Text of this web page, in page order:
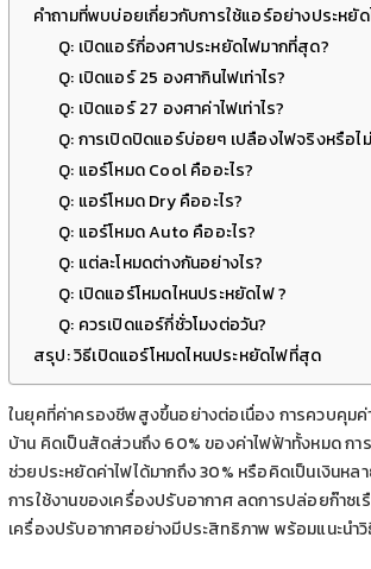
คำถามที่พบบ่อยเกี่ยวกับการใช้แอร์อย่างประหยัด
Q: เปิดแอร์กี่องศาประหยัดไฟมากที่สุด?
Q: เปิดแอร์ 25 องศากินไฟเท่าไร?
Q: เปิดแอร์ 27 องศาค่าไฟเท่าไร?
Q: การเปิดปิดแอร์บ่อยๆ เปลืองไฟจริงหรือไ
Q: แอร์โหมด Cool คืออะไร?
Q: แอร์โหมด Dry คืออะไร?
Q: แอร์โหมด Auto คืออะไร?
Q: แต่ละโหมดต่างกันอย่างไร?
Q: เปิดแอร์โหมดไหนประหยัดไฟ ?
Q: ควรเปิดแอร์กี่ชั่วโมงต่อวัน?
สรุป: วิธีเปิดแอร์โหมดไหนประหยัดไฟที่สุด
ในยุคที่ค่าครองชีพสูงขึ้นอย่างต่อเนื่อง การควบคุมค่
บ้าน คิดเป็นสัดส่วนถึง 60% ของค่าไฟฟ้าทั้งหมด กา
ช่วยประหยัดค่าไฟได้มากถึง 30% หรือคิดเป็นเงินห
การใช้งานของเครื่องปรับอากาศ ลดการปล่อยก๊าซเ
เครื่องปรับอากาศอย่างมีประสิทธิภาพ พร้อมแนะนำ